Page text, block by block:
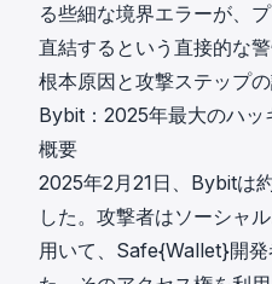
る些細な境界エラーが、
直結するという直接的な警
根本原因と攻撃ステップ
Bybit：2025年最大のハッ
概要
2025年2月21日、Bybitは
した。攻撃者はソーシャ
用いて、Safe{Wallet}開